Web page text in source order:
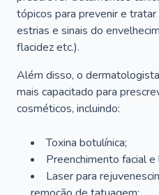
tópicos para prevenir e
estrias e sinais do
flacidez etc.).
Além disso, o
mais capacitado para
cosméticos, incluindo:
Toxina botulínica;
Preenchimento facial e
Laser para